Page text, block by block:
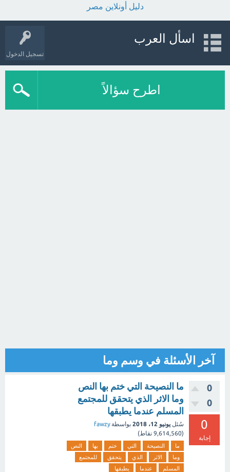
دليل أونلاين مصر
تسجيل الدخول
اسأل العرب
اطرح سؤالاً
آخر الأسئلة في وسم وما
0
0
0
إجابة
ما النصيحة التي ختم بها النص
وما الاثر الذي يتحقق للمجتمع
المسلم عندما يطبقها
سُئل يونيو 12، 2018 بواسطةfawzy
(
9,614,560 نقاط)
ما النصيحة التي ختم بها
النص
وما
الاثر الذي يتحقق
للمجتمع
المسلم
عندما يطبقها